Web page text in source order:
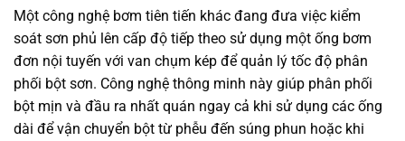
Một công nghệ bơm tiên tiến khác đang đưa việc kiểm
soát sơn phủ lên cấp độ tiếp theo sử dụng một ống bơm
đơn nội tuyến với van chụm kép để quản lý tốc độ phân
phối bột sơn. Công nghệ thông minh này giúp phân phối
bột mịn và đầu ra nhất quán ngay cả khi sử dụng các ống
dài để vận chuyển bột từ phễu đến súng phun hoặc khi